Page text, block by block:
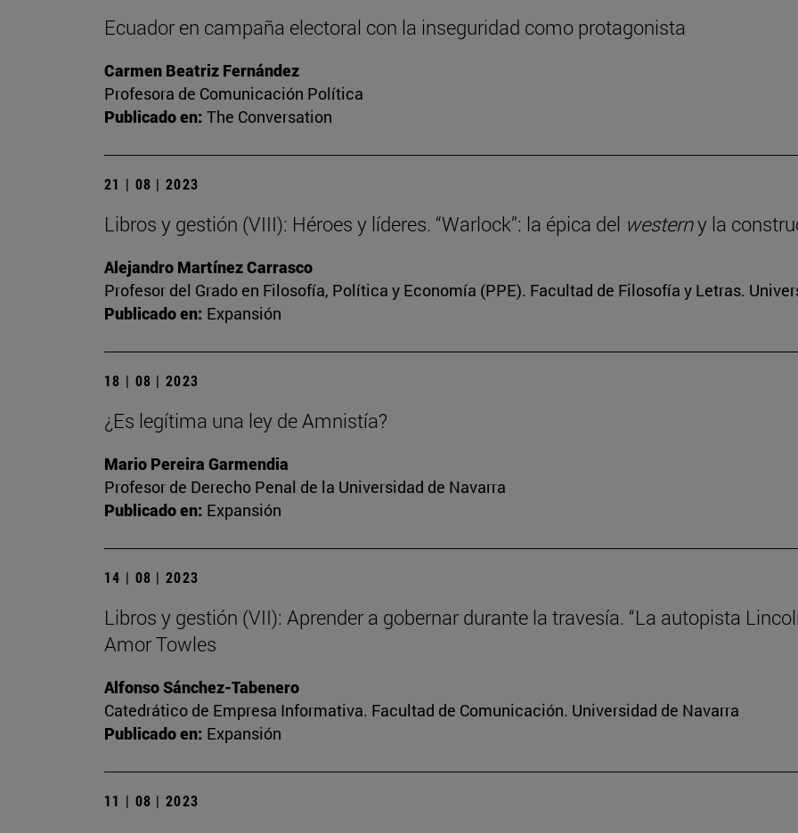
Ecuador en campaña electoral con la inseguridad como protagonista
Carmen Beatriz Fernández
Profesora de Comunicación Política
Publicado en: The Conversation
21 | 08 | 2023
Libros y gestión (VIII): Héroes y líderes. “Warlock”: la épica del westerny la
Alejandro Martínez Carrasco
Profesor del Grado en Filosofía, Política y Economía (PPE). Facultad de Filosofía y Letras.
Publicado en: Expansión
18 | 08 | 2023
¿Es legítima una ley de Amnistía?
Mario Pereira Garmendia
Profesor de Derecho Penal de la Universidad de Navarra
Publicado en: Expansión
14 | 08 | 2023
Libros y gestión (VII): Aprender a gobernar durante la travesía. “La autopista
Amor Towles
Alfonso Sánchez-Tabenero
Catedrático de Empresa Informativa. Facultad de Comunicación. Universidad de Navarra
Publicado en: Expansión
11 | 08 | 2023